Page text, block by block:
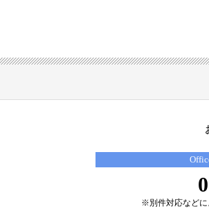
※別件対応などに